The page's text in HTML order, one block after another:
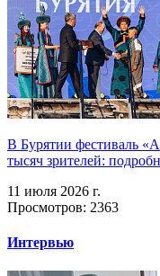
В Бурятии фестиваль
тысяч зрителей:
11 июля 2026 г.
Просмотров: 2363
Интервью